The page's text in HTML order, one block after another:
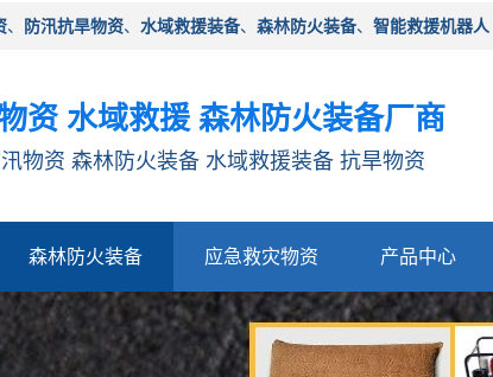
、 防汛抗旱物资、 水域救援装备、 森林防火装备、 智能救援机器人
资 水域救援 森林防火装备厂商
物资 森林防火装备 水域救援装备 抗旱物资
森林防火装备 应急救灾物资 产品中心